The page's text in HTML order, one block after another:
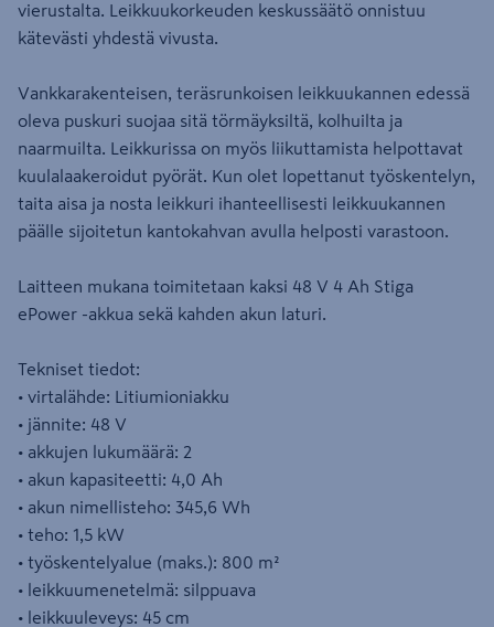
vierustalta. Leikkuukorkeuden keskussäätö onnistuu
kätevästi yhdestä vivusta.
Vankkarakenteisen, teräsrunkoisen leikkuukannen edessä
oleva puskuri suojaa sitä törmäyksiltä, kolhuilta ja
naarmuilta. Leikkurissa on myös liikuttamista helpottavat
kuulalaakeroidut pyörät. Kun olet lopettanut työskentelyn,
taita aisa ja nosta leikkuri ihanteellisesti leikkuukannen
päälle sijoitetun kantokahvan avulla helposti varastoon.
Laitteen mukana toimitetaan kaksi 48 V 4 Ah Stiga
ePower -akkua sekä kahden akun laturi.
Tekniset tiedot:
• virtalähde: Litiumioniakku
• jännite: 48 V
• akkujen lukumäärä: 2
• akun kapasiteetti: 4,0 Ah
• akun nimellisteho: 345,6 Wh
• teho: 1,5 kW
• työskentelyalue (maks.): 800 m²
• leikkuumenetelmä: silppuava
• leikkuuleveys: 45 cm